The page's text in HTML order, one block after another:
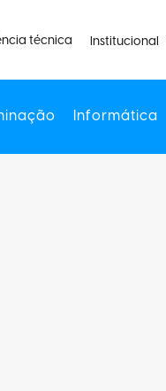
técnica Institucional
Informática